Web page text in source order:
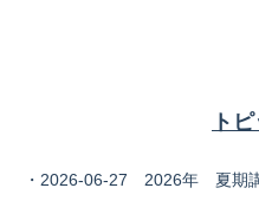
ト
・2026-06-27 2026年 夏期